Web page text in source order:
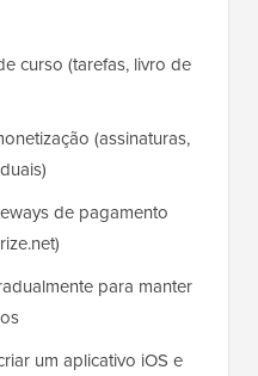
curso (tarefas, livro de
(assinaturas,
de pagamento
para manter
um aplicativo iOS e